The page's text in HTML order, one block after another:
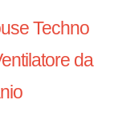
Techno
da